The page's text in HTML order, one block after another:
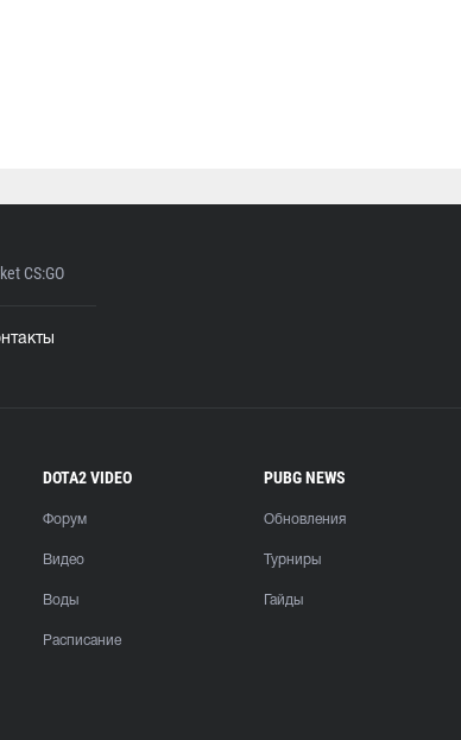
CS:GO
DOTA2 VIDEO
Форум
Видео
Воды
Расписание
PUBG NEWS
Обновления
Турниры
Гайды